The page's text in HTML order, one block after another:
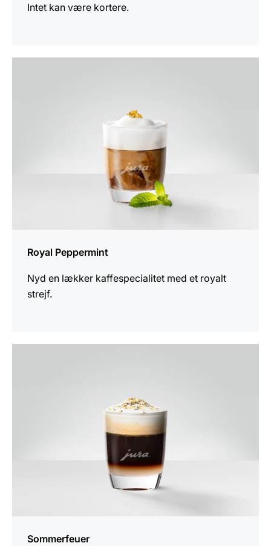
Intet kan være kortere.
Royal Peppermint
Nyd en lækker kaffespecialitet med et royalt
strejf.
Sommerfeuer